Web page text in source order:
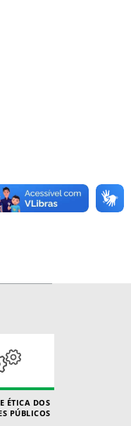
ÉTICA DOS
PÚBLICOS